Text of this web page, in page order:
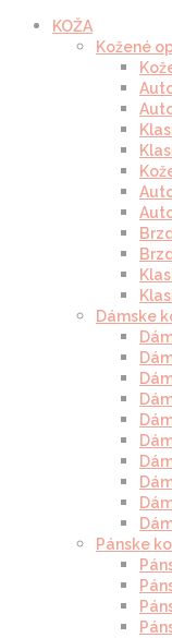
KOŽA
Kožené
Dámske
Pánske